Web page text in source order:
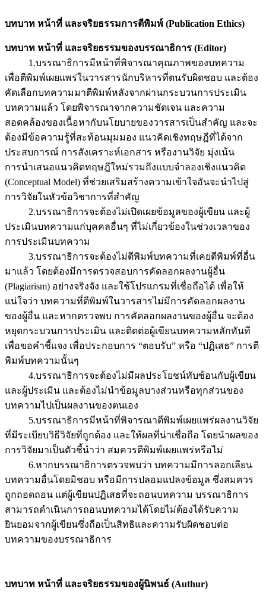
บทบาท หน้าที่ และจริยธรรมการตีพิมพ์ (Publication Ethics)
บทบาท หน้าที่ และจริยธรรมของบรรณาธิการ (Editor)
1.บรรณาธิการมีหน้าที่พิจารณาคุณภาพของบทความ
เพื่อตีพิมพ์เผยแพร่ในวารสารนักบริหารที่ตนรับผิดชอบ และต้อง
คัดเลือกบทความมาตีพิมพ์หลังจากผ่านกระบวนการประเมิน
บทความแล้ว โดยพิจารณาจากความชัดเจน และความ
สอดคล้องของเนื้อหากับนโยบายของวารสารเป็นสำคัญ และจะ
ต้องมีข้อความรู้ที่สะท้อนมุมมอง แนวคิดเชิงทฤษฎีที่ได้จาก
ประสบการณ์ การสังเคราะห์เอกสาร หรืองานวิจัย มุ่งเน้น
การนำเสนอแนวคิดทฤษฎีใหม่รวมถึงแบบจำลองเชิงแนวคิด
(Conceptual Model) ที่ช่วยเสริมสร้างความเข้าใจอันจะนำไปสู่
การวิจัยในหัวข้อวิชาการที่สำคัญ
2.บรรณาธิการจะต้องไม่เปิดเผยข้อมูลของผู้เขียน และผู้
ประเมินบทความแก่บุคคลอื่นๆ ที่ไม่เกี่ยวข้องในช่วงเวลาของ
การประเมินบทความ
3.บรรณาธิการจะต้องไม่ตีพิมพ์บทความที่เคยตีพิมพ์ที่อื่น
มาแล้ว โดยต้องมีการตรวจสอบการคัดลอกผลงานผู้อื่น
(Plagiarism) อย่างจริงจัง และใช้โปรแกรมที่เชื่อถือได้ เพื่อให้
แน่ใจว่า บทความที่ตีพิมพ์ในวารสารไม่มีการคัดลอกผลงาน
ของผู้อื่น และหากตรวจพบ การคัดลอกผลงานของผู้อื่น จะต้อง
หยุดกระบวนการประเมิน และติดต่อผู้เขียนบทความหลักทันที
เพื่อขอคำชี้แจง เพื่อประกอบการ “ตอบรับ” หรือ “ปฏิเสธ” การตี
พิมพ์บทความนั้นๆ
4.บรรณาธิการจะต้องไม่มีผลประโยชน์ทับซ้อนกับผู้เขียน
และผู้ประเมิน และต้องไม่นำข้อมูลบางส่วนหรือทุกส่วนของ
บทความไปเป็นผลงานของตนเอง
5.บรรณาธิการมีหน้าที่พิจารณาตีพิมพ์เผยแพร่ผลงานวิจัย
ที่มีระเบียบวิธีวิจัยที่ถูกต้อง และให้ผลที่น่าเชื่อถือ โดยนำผลของ
การวิจัยมาเป็นตัวชี้นำว่า สมควรตีพิมพ์เผยแพร่หรือไม่
6.หากบรรณาธิการตรวจพบว่า บทความมีการลอกเลียน
บทความอื่นโดยมิชอบ หรือมีการปลอมแปลงข้อมูล ซึ่งสมควร
ถูกถอดถอน แต่ผู้เขียนปฏิเสธที่จะถอนบทความ บรรณาธิการ
สามารถดำเนินการถอนบทความได้โดยไม่ต้องได้รับความ
ยินยอมจากผู้เขียนซึ่งถือเป็นสิทธิและความรับผิดชอบต่อ
บทความของบรรณาธิการ
บทบาท หน้าที่ และจริยธรรมของผู้นิพนธ์ (Authur)